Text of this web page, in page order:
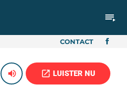
playlist_play
CONTACT
volume_up open_in_new LUISTER NU